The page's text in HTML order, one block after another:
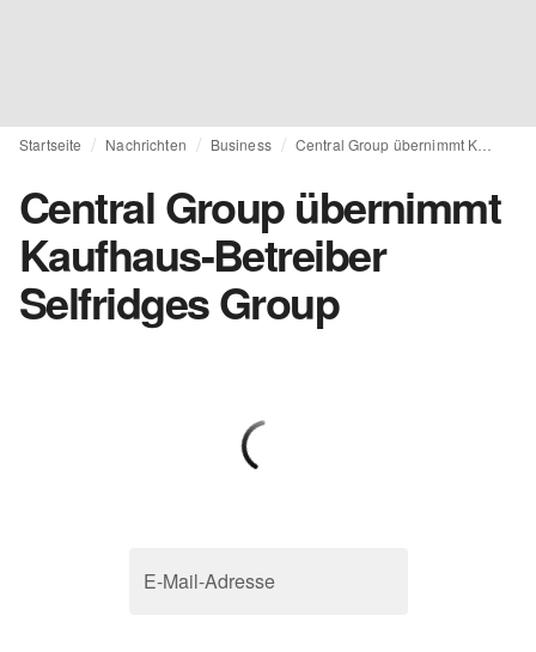
Startseite Nachrichten Business
Central Group übernimmt
Kaufhaus-Betreiber
Selfridges Group
E-Mail-Adresse